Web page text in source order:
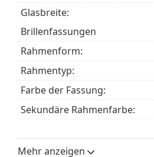
Glasbreite:
Brillenfassungen
Rahmenform:
Rahmentyp:
Farbe der Fassung:
Sekundäre Rahmenfarbe:
Größe:
Mehr anzeigen